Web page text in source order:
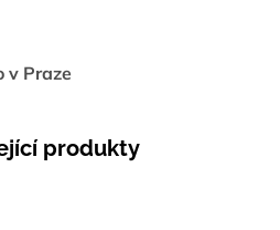
v Praze
produkty